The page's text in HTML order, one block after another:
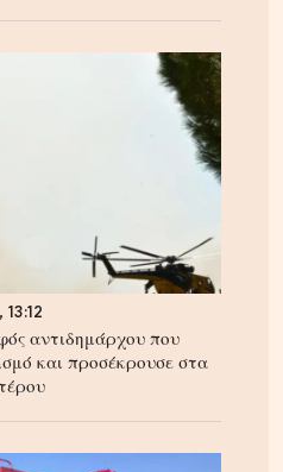
αντιδημάρχου που
και προσέκρουσε στα